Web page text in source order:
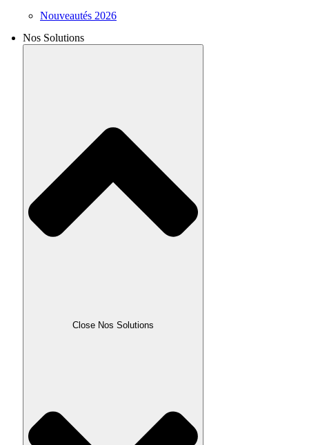
Nouveautés 2026
Nos Solutions
Close Nos Solutions